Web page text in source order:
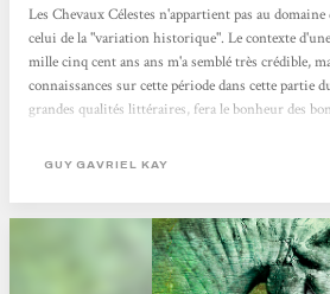
Les Chevaux Célestes n'appartient pas au
celui de la "variation historique". Le contexte
mille cinq cent ans ans m'a semblé très crédible,
connaissances sur cette période dans cette partie
grandes qualités littéraires, fera le bonheur des
bonnes histoires... L'ambiance n'est pas celle d'une
GUY GAVRIEL KAY